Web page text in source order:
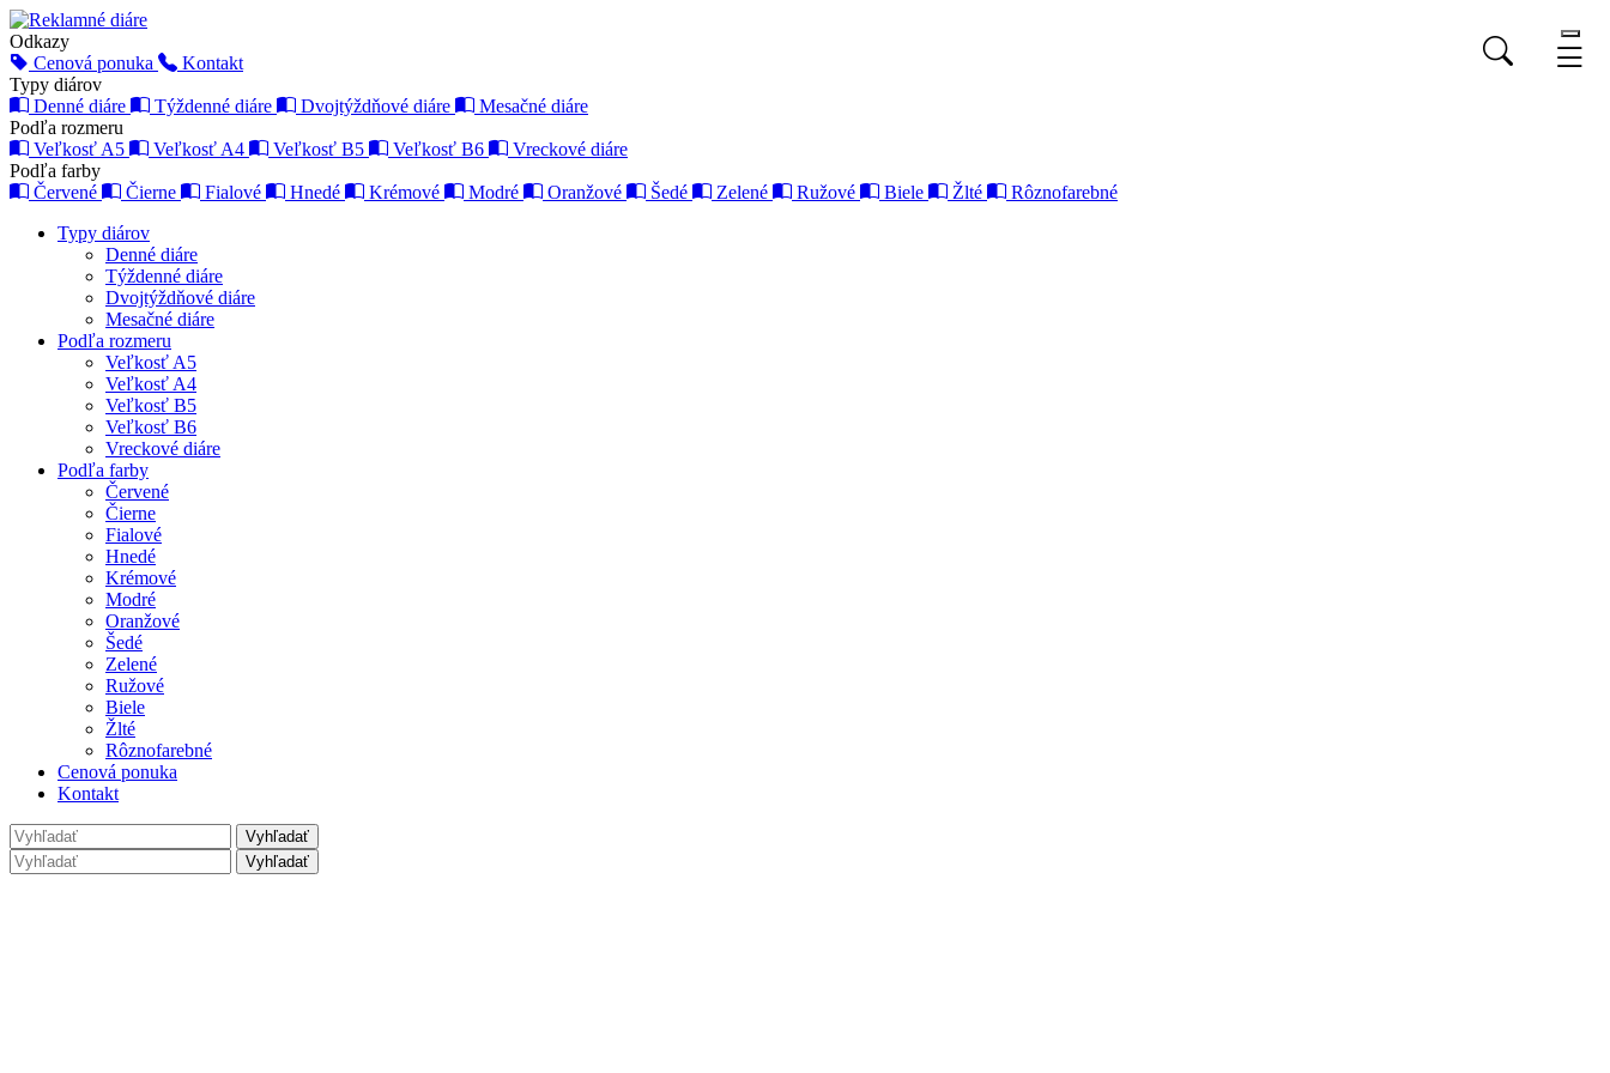
Odkazy
Cenová ponuka
Kontakt
Typy diárov
Denné diáre
Týždenné diáre Dvojtýždňové diáre
Mesačné diáre
Podľa rozmeru
Veľkosť A5
Veľkosť A4 Veľkosť B5 Veľkosť B6
Vreckové diáre
Podľa farby
Červené
Čierne Fialové Hnedé Krémové Modré Oranžové Šedé Zelené Ružové Biele Žlté
Rôznofarebné
Typy diárov
Denné diáre
Týždenné diáre
Dvojtýždňové diáre
Mesačné diáre
Podľa rozmeru
Veľkosť A5
Veľkosť A4
Veľkosť B5
Veľkosť B6
Vreckové diáre
Podľa farby
Červené
Čierne
Fialové
Hnedé
Krémové
Modré
Oranžové
Šedé
Zelené
Ružové
Biele
Žlté
Rôznofarebné
Cenová ponuka
Kontakt